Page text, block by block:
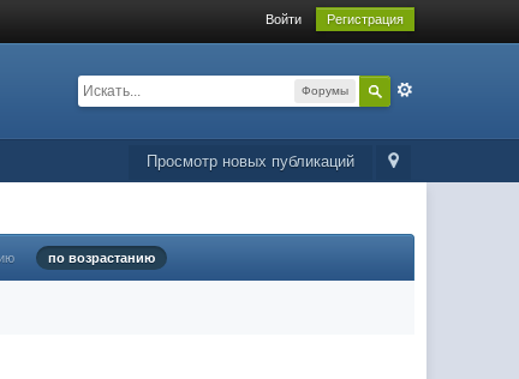
Войти Регистрация
Форумы
Просмотр новых публикаций
по возрастанию